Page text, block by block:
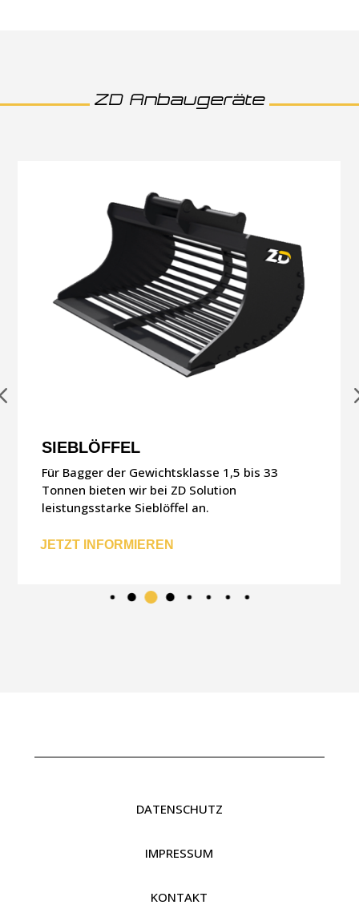
ZD Anbaugeräte
SIEBLÖFFEL
Für Bagger der Gewichtsklasse 1,5 bis 33
Tonnen bieten wir bei ZD Solution
leistungsstarke Sieblöffel an.
JETZT INFORMIEREN
DATENSCHUTZ
IMPRESSUM
KONTAKT